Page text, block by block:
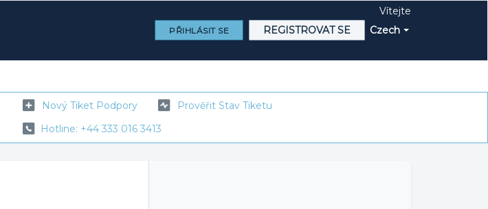
Czech
Vítejte
PŘIHLÁSIT SE REGISTROVAT SE
Nový Tiket Podpory
Prověřit Stav Tiketu
Hotline: +44 333 016 3413